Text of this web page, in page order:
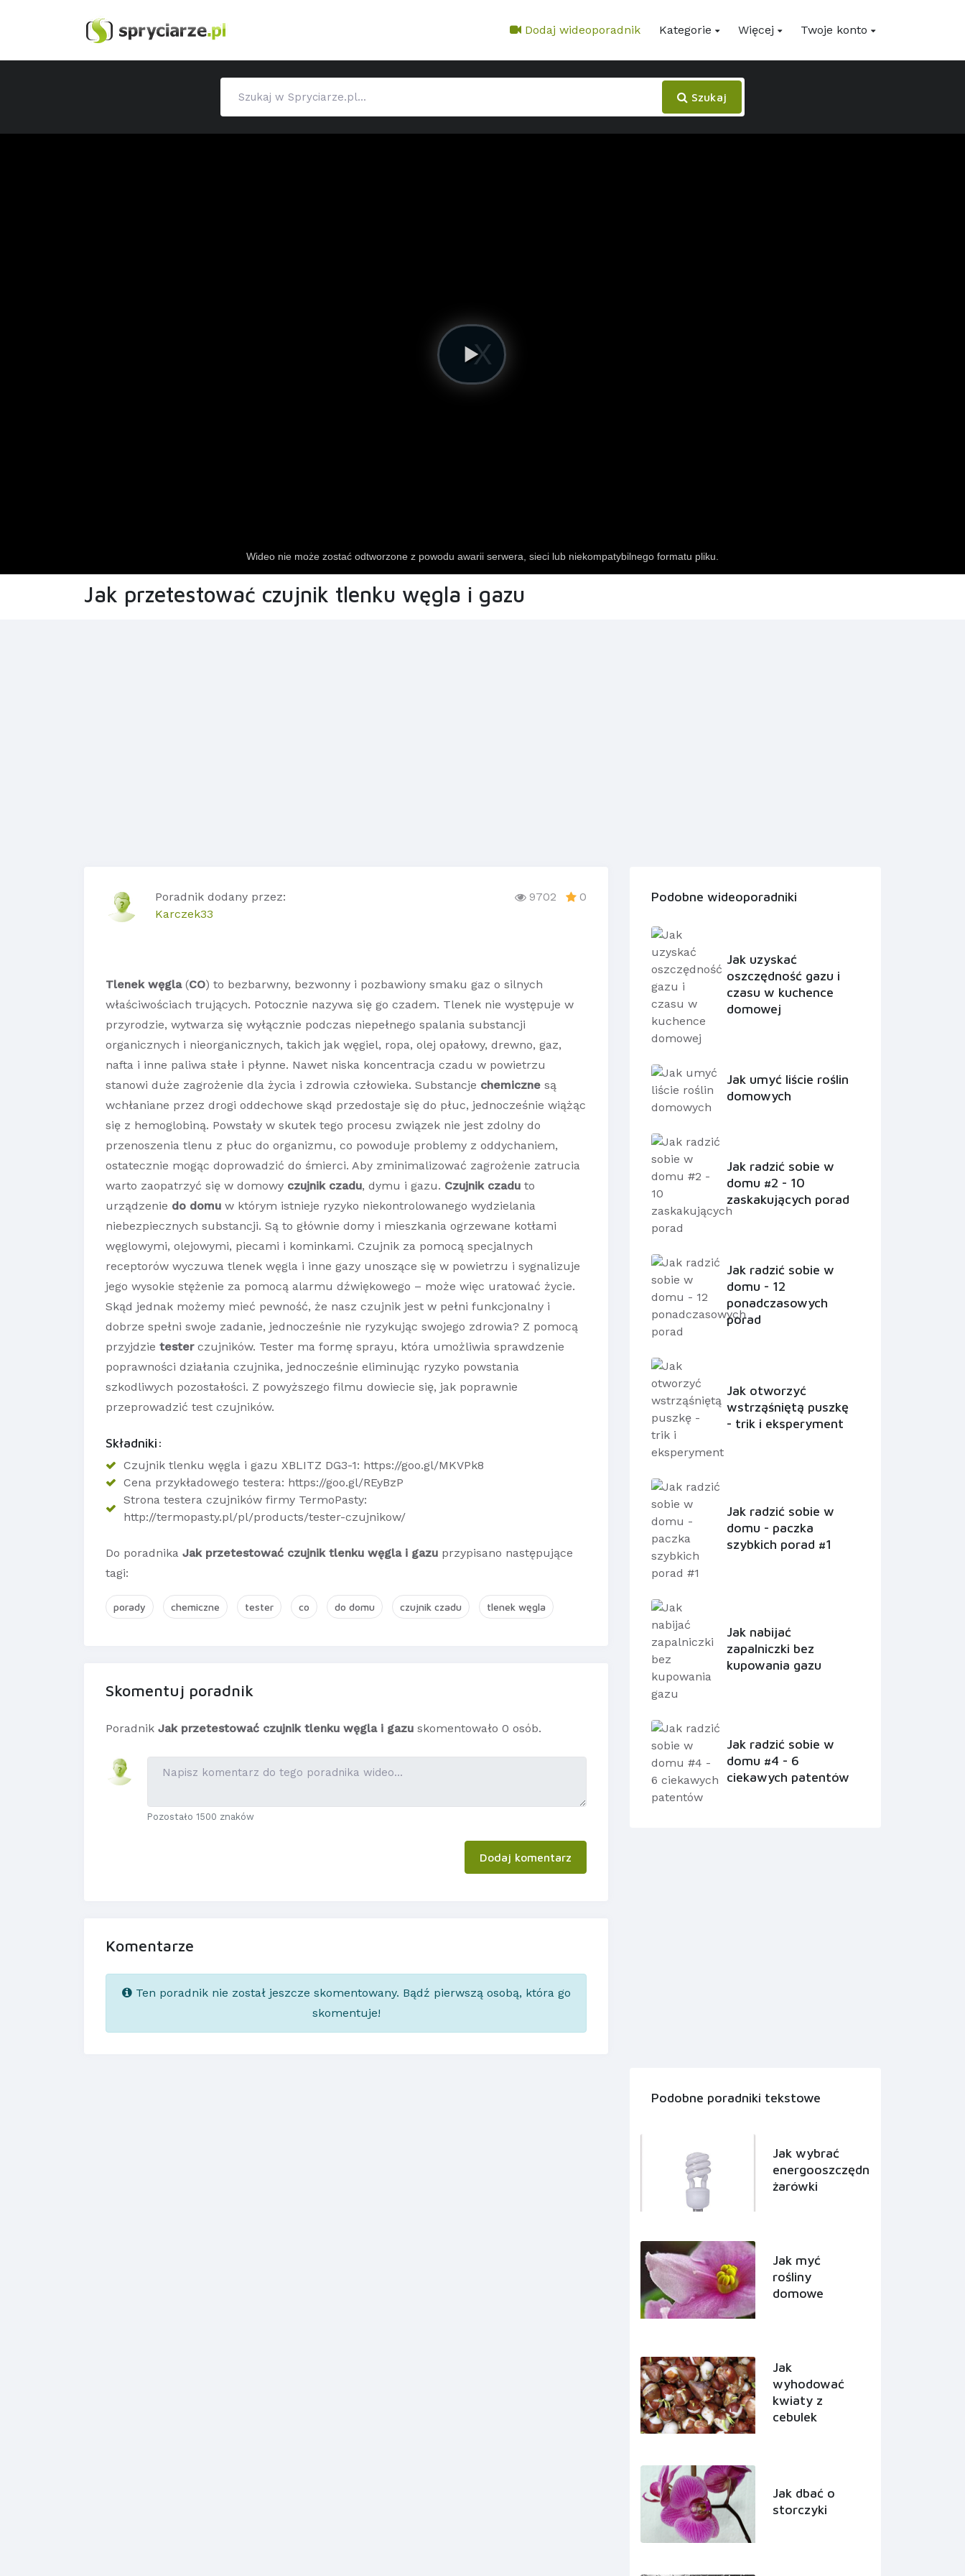
Dodaj wideoporadnik Kategorie Więcej Twoje konto
Szukaj
Jak przetestować czujnik tlenku węgla i gazu
Poradnik dodany przez:
Karczek33
9702 0
Tlenek węgla(CO) to bezbarwny, bezwonny i pozbawiony smaku gaz o silnych
właściwościach trujących. Potocznie nazywa się go czadem. Tlenek nie występuje w
przyrodzie, wytwarza się wyłącznie podczas niepełnego spalania substancji
organicznych i nieorganicznych, takich jak węgiel, ropa, olej opałowy, drewno, gaz,
nafta i inne paliwa stałe i płynne. Nawet niska koncentracja czadu w powietrzu
stanowi duże zagrożenie dla życia i zdrowia człowieka. Substancje chemiczne są
wchłaniane przez drogi oddechowe skąd przedostaje się do płuc, jednocześnie wiążąc
się z hemoglobiną. Powstały w skutek tego procesu związek nie jest zdolny do
przenoszenia tlenu z płuc do organizmu, co powoduje problemy z oddychaniem,
ostatecznie mogąc doprowadzić do śmierci. Aby zminimalizować zagrożenie zatrucia
warto zaopatrzyć się w domowy czujnik czadu, dymu i gazu. Czujnik czadu to
urządzenie do domu w którym istnieje ryzyko niekontrolowanego wydzielania
niebezpiecznych substancji. Są to głównie domy i mieszkania ogrzewane kotłami
węglowymi, olejowymi, piecami i kominkami. Czujnik za pomocą specjalnych
receptorów wyczuwa tlenek węgla i inne gazy unoszące się w powietrzu i sygnalizuje
jego wysokie stężenie za pomocą alarmu dźwiękowego – może więc uratować życie.
Skąd jednak możemy mieć pewność, że nasz czujnik jest w pełni funkcjonalny i
dobrze spełni swoje zadanie, jednocześnie nie ryzykując swojego zdrowia? Z pomocą
przyjdzie testerczujników. Tester ma formę sprayu, która umożliwia sprawdzenie
poprawności działania czujnika, jednocześnie eliminując ryzyko powstania
szkodliwych pozostałości. Z powyższego filmu dowiecie się, jak poprawnie
przeprowadzić test czujników.
Składniki:
Czujnik tlenku węgla i gazu XBLITZ DG3-1: https://goo.gl/MKVPk8
Cena przykładowego testera: https://goo.gl/REyBzP
Strona testera czujników firmy TermoPasty:
http://termopasty.pl/pl/products/tester-czujnikow/
Do poradnika Jak przetestować czujnik tlenku węgla i gazu przypisano następujące
tagi:
porady chemiczne tester co do domu czujnik czadu tlenek węgla
Skomentuj poradnik
Poradnik Jak przetestować czujnik tlenku węgla i gazu skomentowało 0 osób.
Pozostało 1500 znaków
Dodaj komentarz
Komentarze
Ten poradnik nie został jeszcze skomentowany. Bądź pierwszą osobą, która go
skomentuje!
Podobne wideoporadniki
Jak uzyskać
oszczędność gazu i
czasu w kuchence
domowej
Jak umyć liście roślin
domowych
Jak radzić sobie w
domu #2 - 10
zaskakujących porad
Jak radzić sobie w
domu - 12
ponadczasowych
porad
Jak otworzyć
wstrząśniętą puszkę
- trik i eksperyment
Jak radzić sobie w
domu - paczka
szybkich porad #1
Jak nabijać
zapalniczki bez
kupowania gazu
Jak radzić sobie w
domu #4 - 6
ciekawych patentów
Podobne poradniki tekstowe
Jak wybrać
energooszczędne
żarówki
Jak myć
rośliny
domowe
Jak
wyhodować
kwiaty z
cebulek
Jak dbać o
storczyki